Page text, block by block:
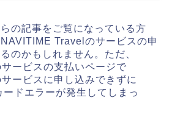
の記事をご覧になっている方
Travelのサービスの申
のかもしれません。ただ、
ービスの支払いページで
ービスに申し込みできずに
ドエラーが発生してしまっ